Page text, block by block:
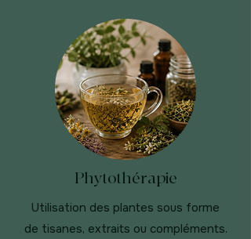
Phytothérapie
Utilisation des plantes sous forme
de tisanes, extraits ou compléments.